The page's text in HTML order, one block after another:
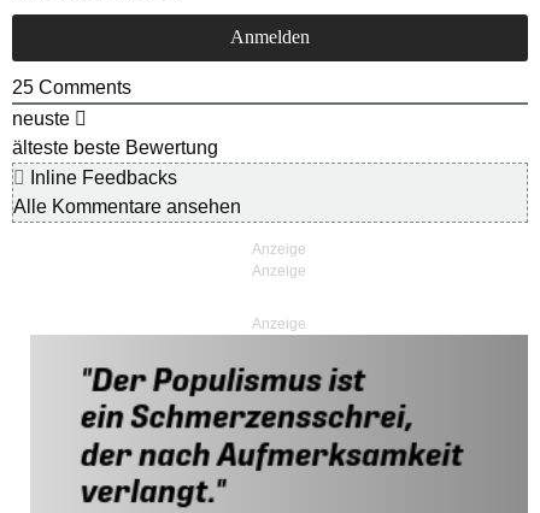
25 Comments
neuste
älteste beste Bewertung
Inline Feedbacks
Alle Kommentare ansehen
Anzeige